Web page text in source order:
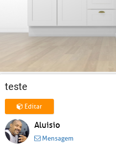
teste
Editar
Aluisio
Mensagem